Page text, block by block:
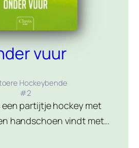
vuur
Hockeybende
#2
een partijtje hockey met
handschoen vindt met